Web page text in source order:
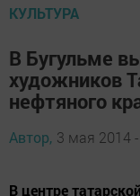
КУЛЬТУРА
В Бугульме
художников
нефтяного
Автор, 3 мая 2014
В центре